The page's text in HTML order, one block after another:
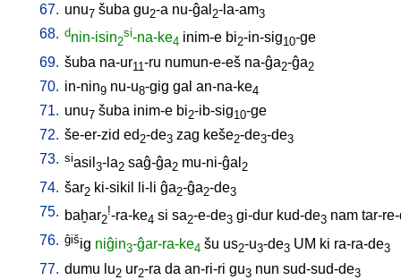
67. unu7 šuba gu2-a nu-ĝal 2-la-am3
68. dnin-isin2
si-na-ke4 inim-e bi2-in-sig10-ge
69. šuba na-ur11 -ru numun-e-eš na-ĝa2-ĝa2
70. in-nin9 nu-u8-gig gal an-na-ke4
71. unu7 šuba inim-e bi2-ib-sig10-ge
72. še-er-zid ed 2-de3 zag keše2-de3-de3
73. siasil 3-la2 saĝ-ĝa2 mu-ni-ĝal 2
74. šar2 ki-sikil li-li ĝa2-ĝa2-de3
75. baḫar2
!-ra-ke4 si sa2-e-de3 gi-dur kud-de3 nam tar-
76. ĝišig niĝin3-ĝar-ra-ke4 šu us2-u3-de3 UM ki ra-ra-de3
77. dumu lu2 ur2-ra da an-ri-ri gu3 nun sud-sud-de3